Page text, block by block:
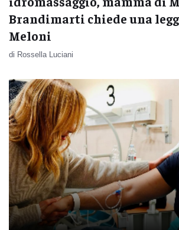
Brandimarti chiede una
Meloni
di Rossella Luciani